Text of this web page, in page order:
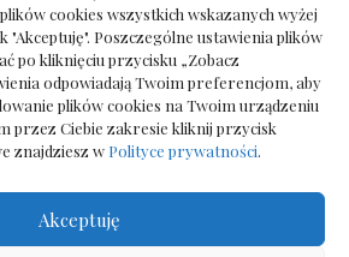
cookies wszystkich wskazanych wyżej
Poszczególne ustawienia plików
po kliknięciu przycisku „Zobacz
odpowiadają Twoim preferencjom, aby
plików cookies na Twoim urządzeniu
przez Ciebie zakresie kliknij przycisk
znajdziesz w Polityce prywatności.
Akceptuję